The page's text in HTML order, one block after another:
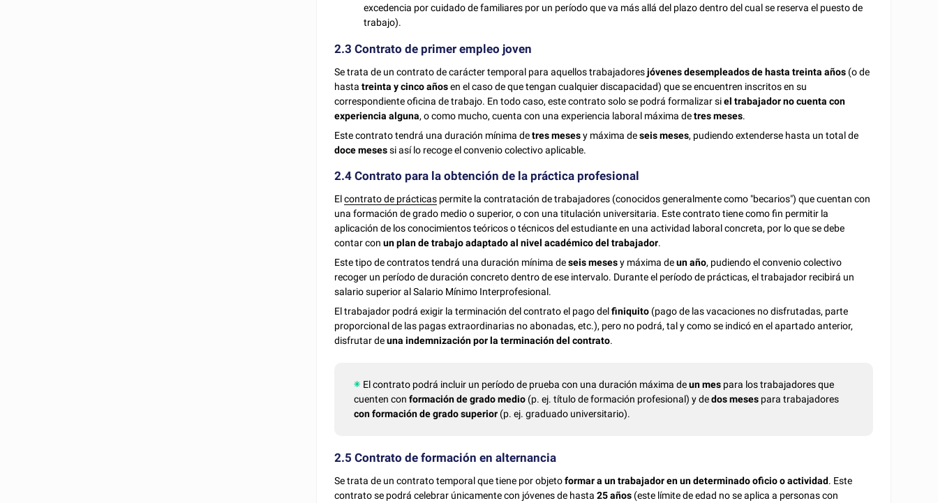
excedencia por cuidado de familiares por un período que va más allá del plazo dentro del cual se reserva el puesto de
trabajo).
2.3 Contrato de primer empleo joven
Se trata de un contrato de carácter temporal para aquellos trabajadoresjóvenes desempleados de hasta treinta años (o de
hastatreinta y cinco añosen el caso de que tengan cualquier discapacidad) que se encuentren inscritos en su
correspondiente oficina de trabajo. En todo caso, este contrato solo se podrá formalizar siel trabajador no cuenta con
experiencia alguna, o como mucho, cuenta con una experiencia laboral máxima detres meses.
Este contrato tendrá una duración mínima detres mesesy máxima deseis meses, pudiendo extenderse hasta un total de
doce mesessi así lo recoge el convenio colectivo aplicable.
2.4 Contrato para la obtención de la práctica profesional
Elcontrato de prácticas permite la contratación de trabajadores (conocidos generalmente como "becarios") que cuentan con
una formación de grado medio o superior, o con una titulación universitaria. Este contrato tiene como fin permitir la
aplicación de los conocimientos teóricos o técnicos del estudiante en una actividad laboral concreta, por lo que se debe
contar conun plan de trabajo adaptado al nivel académico del trabajador.
Este tipo de contratos tendrá una duración mínima deseis mesesy máxima deun año, pudiendo el convenio colectivo
recoger un período de duración concreto dentro de ese intervalo. Durante el período de prácticas, el trabajador recibirá un
salario superior al Salario Mínimo Interprofesional.
El trabajador podrá exigir la terminación del contrato el pago delfiniquito (pago de las vacaciones no disfrutadas, parte
proporcional de las pagas extraordinarias no abonadas, etc.), pero no podrá, tal y como se indicó en el apartado anterior,
disfrutar deuna indemnización por la terminación del contrato.
El contrato podrá incluir un período de prueba con una duración máxima deun mes para los trabajadores que
cuenten con formación de grado medio (p. ej. título de formación profesional) y dedos meses para trabajadores
con formación de grado superior (p. ej. graduado universitario).
2.5 Contrato de formación en alternancia
Se trata de un contrato temporal que tiene por objetoformar a un trabajador en un determinado oficio o actividad. Este
contrato se podrá celebrar únicamente con jóvenes de hasta25 años (este límite de edad no se aplica a personas con